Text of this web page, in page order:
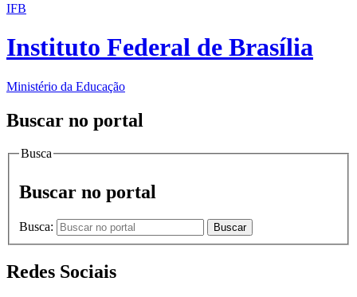
IFB
Instituto Federal de Brasília
Ministério da Educação
Buscar no portal
Busca
Buscar no portal
Busca: Buscar
Redes Sociais